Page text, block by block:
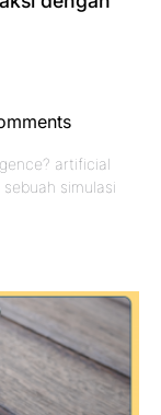
artificial
simulasi